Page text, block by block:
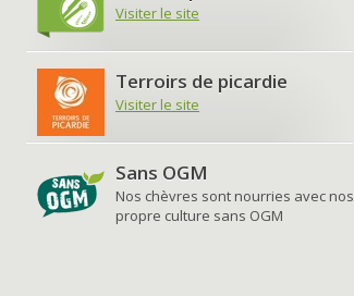
Visiter le site
Terroirs de picardie
Visiter le site
Sans OGM
Nos chèvres sont nourries avec nos
propre culture sans OGM